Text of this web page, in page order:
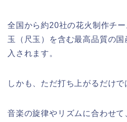
全国から約20社の花火制作チ
玉（尺玉）を含む最高品質の
入されます。
しかも、ただ打ち上がるだけで
音楽の旋律やリズムに合わせて